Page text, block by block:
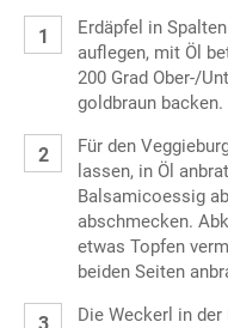
Erdäpfel in
auflegen, mit Öl
200 Grad Ober-/
goldbraun backen.
Für den
lassen, in Öl
Balsamicoessig
abschmecken.
etwas Topfen
beiden Seiten
Die Weckerl in